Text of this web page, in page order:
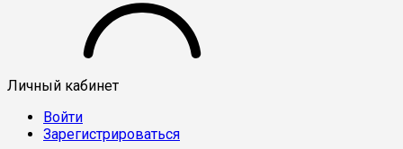
Личный кабинет
Войти
Зарегистрироваться